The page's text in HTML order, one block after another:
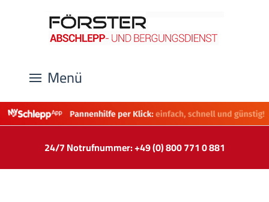
Menü
24/7 Notrufnummer: +49 (0) 800 771 0 881